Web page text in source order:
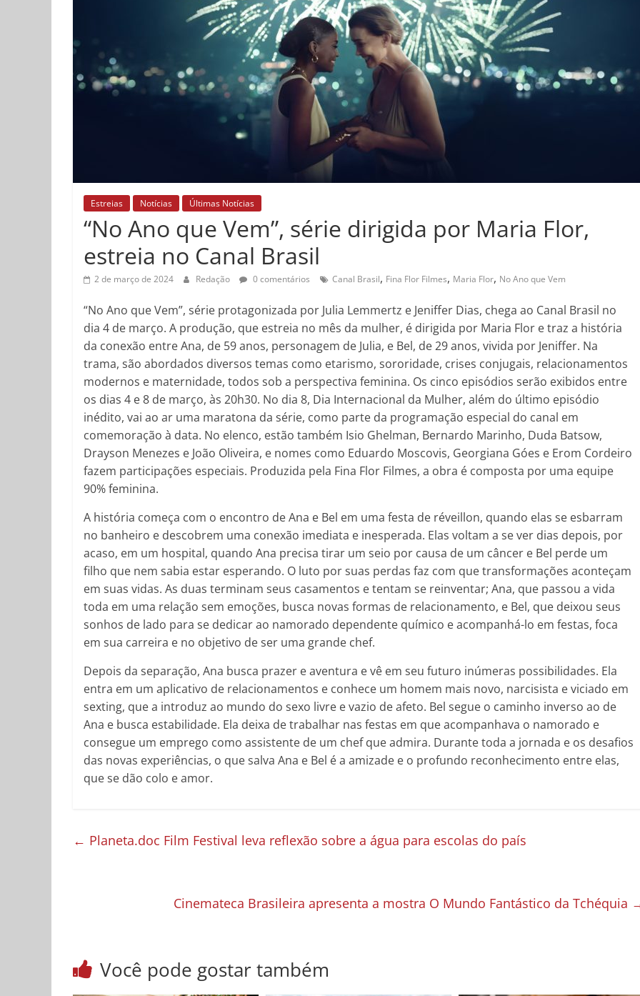
Estreias Notícias Últimas Notícias
“No Ano que Vem”, série dirigida por Maria Flor,
estreia no Canal Brasil
2 de março de 2024 Redação 0 comentários Canal Brasil, Fina Flor Filmes, Maria Flor, No Ano que Vem
“No Ano que Vem”, série protagonizada por Julia Lemmertz e Jeniffer Dias, chega ao Canal Brasil no
dia 4 de março. A produção, que estreia no mês da mulher, é dirigida por Maria Flor e traz a história
da conexão entre Ana, de 59 anos, personagem de Julia, e Bel, de 29 anos, vivida por Jeniffer. Na
trama, são abordados diversos temas como etarismo, sororidade, crises conjugais, relacionamentos
modernos e maternidade, todos sob a perspectiva feminina. Os cinco episódios serão exibidos entre
os dias 4 e 8 de março, às 20h30. No dia 8, Dia Internacional da Mulher, além do último episódio
inédito, vai ao ar uma maratona da série, como parte da programação especial do canal em
comemoração à data. No elenco, estão também Isio Ghelman, Bernardo Marinho, Duda Batsow,
Drayson Menezes e João Oliveira, e nomes como Eduardo Moscovis, Georgiana Góes e Erom Cordeiro
fazem participações especiais. Produzida pela Fina Flor Filmes, a obra é composta por uma equipe
90% feminina.
A história começa com o encontro de Ana e Bel em uma festa de réveillon, quando elas se esbarram
no banheiro e descobrem uma conexão imediata e inesperada. Elas voltam a se ver dias depois, por
acaso, em um hospital, quando Ana precisa tirar um seio por causa de um câncer e Bel perde um
filho que nem sabia estar esperando. O luto por suas perdas faz com que transformações aconteçam
em suas vidas. As duas terminam seus casamentos e tentam se reinventar; Ana, que passou a vida
toda em uma relação sem emoções, busca novas formas de relacionamento, e Bel, que deixou seus
sonhos de lado para se dedicar ao namorado dependente químico e acompanhá-lo em festas, foca
em sua carreira e no objetivo de ser uma grande chef.
Depois da separação, Ana busca prazer e aventura e vê em seu futuro inúmeras possibilidades. Ela
entra em um aplicativo de relacionamentos e conhece um homem mais novo, narcisista e viciado em
sexting, que a introduz ao mundo do sexo livre e vazio de afeto. Bel segue o caminho inverso ao de
Ana e busca estabilidade. Ela deixa de trabalhar nas festas em que acompanhava o namorado e
consegue um emprego como assistente de um chef que admira. Durante toda a jornada e os desafios
das novas experiências, o que salva Ana e Bel é a amizade e o profundo reconhecimento entre elas,
que se dão colo e amor.
← Planeta.doc Film Festival leva reflexão sobre a água para escolas do país
Cinemateca Brasileira apresenta a mostra O Mundo Fantástico da Tchéquia
Você pode gostar também